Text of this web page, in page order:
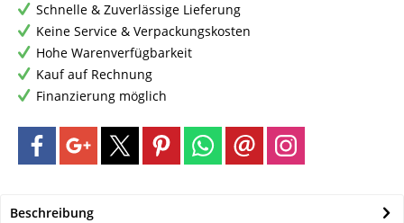
Schnelle & Zuverlässige Lieferung
Keine Service & Verpackungskosten
Hohe Warenverfügbarkeit
Kauf auf Rechnung
Finanzierung möglich
Beschreibung